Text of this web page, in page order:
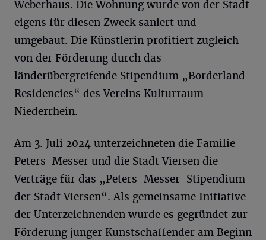
Weberhaus. Die Wohnung wurde von der Stadt
eigens für diesen Zweck saniert und
umgebaut. Die Künstlerin profitiert zugleich
von der Förderung durch das
länderübergreifende Stipendium „Borderland
Residencies“ des Vereins Kulturraum
Niederrhein.
Am 3. Juli 2024 unterzeichneten die Familie
Peters-Messer und die Stadt Viersen die
Verträge für das „Peters-Messer-Stipendium
der Stadt Viersen“. Als gemeinsame Initiative
der Unterzeichnenden wurde es gegründet zur
Förderung junger Kunstschaffender am Beginn